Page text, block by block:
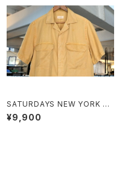
SATURDAYS NEW YORK CI
TY camel cellulose s/s Shi
rt
¥9,900